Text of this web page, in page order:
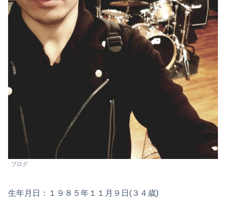
ブログ
生年月日：１９８５年１１月９日(３４歳)